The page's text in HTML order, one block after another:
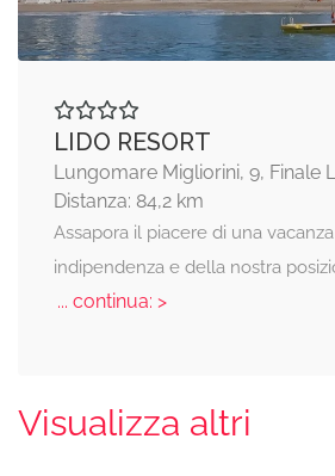
LIDO RESORT
Lungomare Migliorini, 9, Finale
Distanza: 84,2 km
Assapora il piacere di una
indipendenza e della nostra
... continua: >
Visualizza altri